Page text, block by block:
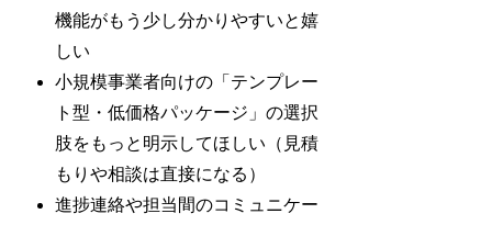
機能がもう少し分かりやすいと嬉
しい
小規模事業者向けの「テンプレー
ト型・低価格パッケージ」の選択
肢をもっと明示してほしい（見積
もりや相談は直接になる）
進捗連絡や担当間のコミュニケー